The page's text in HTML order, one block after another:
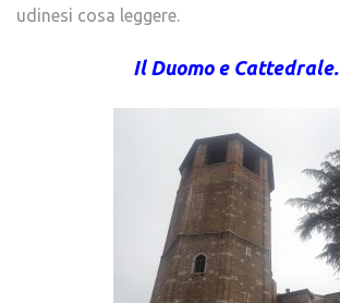
udinesi cosa leggere.
Il Duomo e Cattedrale.